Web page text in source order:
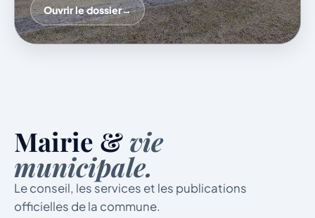
que nous ferons de cet espace : rien n’est exclu,
tout reste à imaginer avec vous !
Ouvrir le dossier→
Mairie & vie
municipale.
Le conseil, les services et les publications
officielles de la commune.